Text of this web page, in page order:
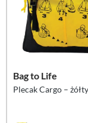
Bag to Life
Plecak Cargo – żółty